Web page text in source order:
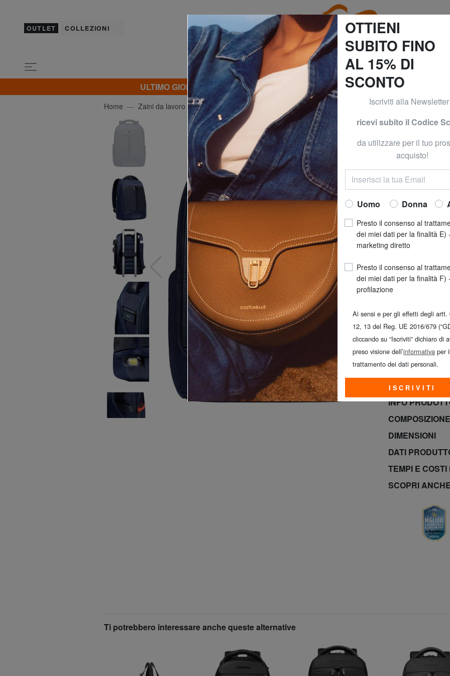
OUTLET COLLEZIONI
ULTIMO GIORNO! Extra 20% su Guess, Timberland, Roccobarocco e Calvin
Home Zaini da lavoro porta PC PIQUADRO
ORION Zaino
Ora a 169,99
prezzo consigliato
Prezzo migliore ultimi 30
COLORE: blu
SALDI!
BRACCIALINI
domenica 9
INFO
DIMENSIONI
DATI
TEMPI E
SCOPRI ANCHE
Ti potrebbero interessare anche queste alternative
OTTIENI
SUBITO FINO
AL 15% DI
SCONTO
Iscriviti alla
ricevi subito il Codice
da utilizzare per il tuo
acquisto!
Uomo Donna
Presto il consenso al
dei miei dati per la finalità E) -
marketing diretto
Presto il consenso al
dei miei dati per la finalità F) -
profilazione
Ai sensi e per gli effetti degli artt.
12, 13 del Reg. UE 2016/679
cliccando su “Iscriviti” dichiaro di
preso visione dell’informativa per il
trattamento dei dati personali.
ISCRIVITI